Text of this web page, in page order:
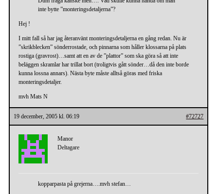
inte bytte ”monteringsdetaljerna”?
Hej !
I mitt fall så har jag återanvänt monteringsdetaljerna en gång redan. Nu är
”skrikblecken” sönderrostade, och pinnarna som håller klossarna på plats
rostiga (gravrost)…samt att en av de ”plattor” som ska göra så att inte
beläggen skramlar har trillat bort (troligtvis gått sönder…då den inte borde
kunna lossna annars). Nästa byte måste alltså göras med friska
monteringsdetaljer.
mvh Mats N
19 december, 2005 kl. 06:19 #72727
Manor
Deltagare
kopparpasta på grejerna….mvh stefan…